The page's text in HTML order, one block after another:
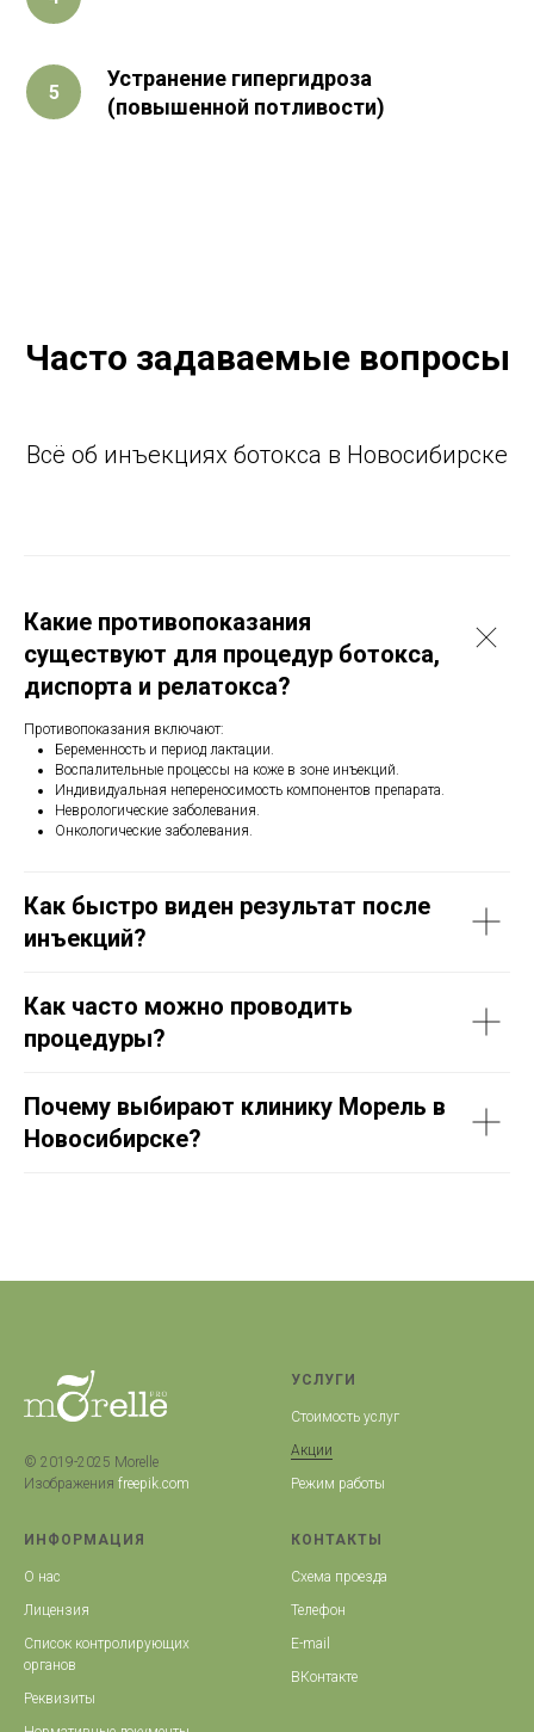
Устранение гипергидроза
(повышенной потливости)
Часто задаваемые вопросы
Всё об инъекциях ботокса в Новосибирске
Какие противопоказания
существуют для процедур ботокса,
диспорта и релатокса?
Противопоказания включают:
Беременность и период лактации.
Воспалительные процессы на коже в зоне инъекций.
Индивидуальная непереносимость компонентов препарата.
Неврологические заболевания.
Онкологические заболевания.
Как быстро виден результат после
инъекций?
Как часто можно проводить
процедуры?
Почему выбирают клинику Морель в
Новосибирске?
© 2019-2025 Morelle
Изображения freepik.com
УСЛУГИ
Стоимость услуг
Акции
Режим работы
ИНФОРМАЦИЯ
О нас
Лицензия
Список контролирующих
органов
Реквизиты
КОНТАКТЫ
Схема проезда
Телефон
E-mail
ВКонтакте